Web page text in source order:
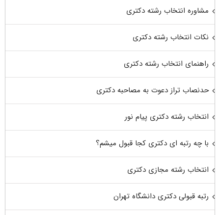
مشاوره انتخاب رشته دکتری
نکات انتخاب رشته دکتری
راهنمای انتخاب رشته دکتری
حدنصاب تراز دعوت به مصاحبه دکتری
انتخاب رشته دکتری پیام نور
با چه رتبه ای دکتری کجا قبول میشم؟
انتخاب رشته مجازی دکتری
رتبه قبولی دکتری دانشگاه تهران